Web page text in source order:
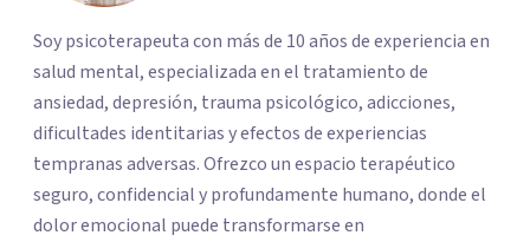
Soy psicoterapeuta con más de 10 años de experiencia en
salud mental, especializada en el tratamiento de
ansiedad, depresión, trauma psicológico, adicciones,
dificultades identitarias y efectos de experiencias
tempranas adversas. Ofrezco un espacio terapéutico
seguro, confidencial y profundamente humano, donde el
dolor emocional puede transformarse en